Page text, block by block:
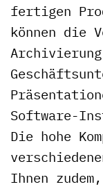
fertigen
können die
Software-
Die hohe
Ihnen